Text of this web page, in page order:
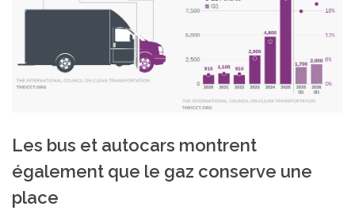
Les bus et autocars montrent
également que le gaz conserve une
place